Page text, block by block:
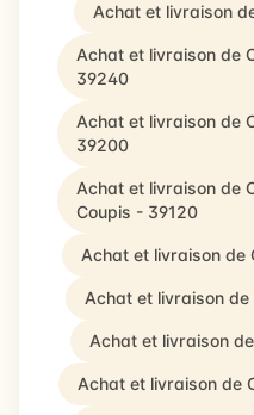
Achat et livraison
Achat et livraison de
39240
Achat et livraison de
39200
Achat et livraison de
Coupis - 39120
Achat et livraison de
Achat et livraison
Achat et livraison
Achat et livraison de